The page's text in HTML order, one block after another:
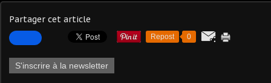
Partager cet article
Repost 0
S'inscrire à la newsletter